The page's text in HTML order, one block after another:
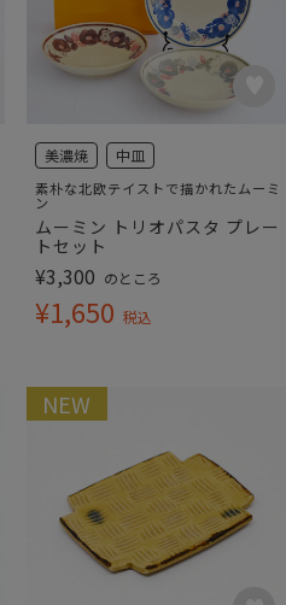
美濃焼 中皿
素朴な北欧テイストで描かれたムーミ
ン
ムーミン トリオパスタ プレー
トセット
¥3,300 のところ
¥1,650 税込
NEW